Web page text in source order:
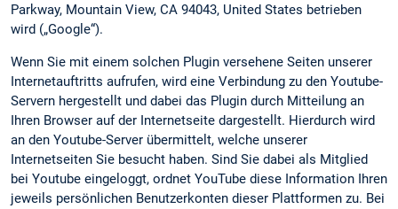
Parkway, Mountain View, CA 94043, United States betrieben
wird („Google“).
Wenn Sie mit einem solchen Plugin versehene Seiten unserer
Internetauftritts aufrufen, wird eine Verbindung zu den Youtube-
Servern hergestellt und dabei das Plugin durch Mitteilung an
Ihren Browser auf der Internetseite dargestellt. Hierdurch wird
an den Youtube-Server übermittelt, welche unserer
Internetseiten Sie besucht haben. Sind Sie dabei als Mitglied
bei Youtube eingeloggt, ordnet YouTube diese Information Ihren
jeweils persönlichen Benutzerkonten dieser Plattformen zu. Bei